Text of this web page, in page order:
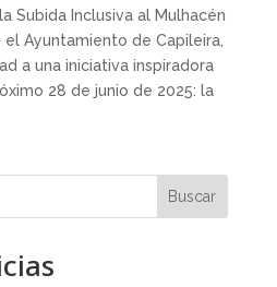
Subida Inclusiva al Mulhacén
el Ayuntamiento de Capileira,
a una iniciativa inspiradora
28 de junio de 2025: la
Buscar